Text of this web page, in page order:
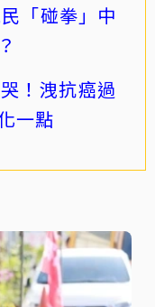
「碰拳」中
！洩抗癌過
一點